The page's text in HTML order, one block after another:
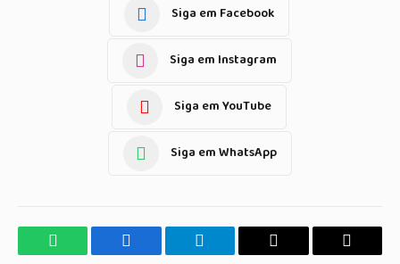
Siga em Facebook
Siga em Instagram
Siga em YouTube
Siga em WhatsApp
WhatsApp Facebook Telegrama Copiar
E-